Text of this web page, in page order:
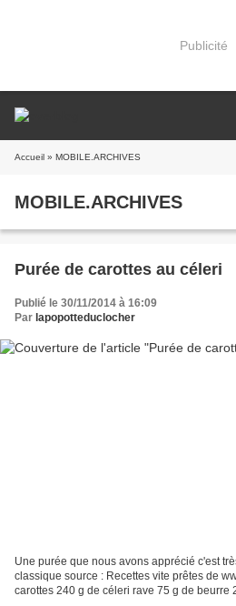
Publicité
Accueil » MOBILE.ARCHIVES
MOBILE.ARCHIVES
Purée de carottes au céleri
Publié le 30/11/2014 à 16:09
Par lapopotteduclocher
Une purée que nous avons apprécié c'est
classique source : Recettes vite prêtes de
carottes 240 g de céleri rave 75 g de beurre